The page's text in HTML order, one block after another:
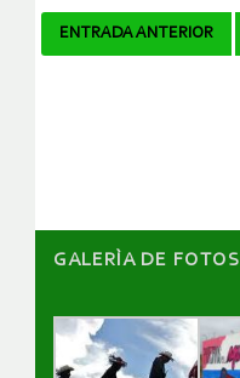
Navegador
ENTRADA ANTERIOR
GALERÌA DE FOTOS